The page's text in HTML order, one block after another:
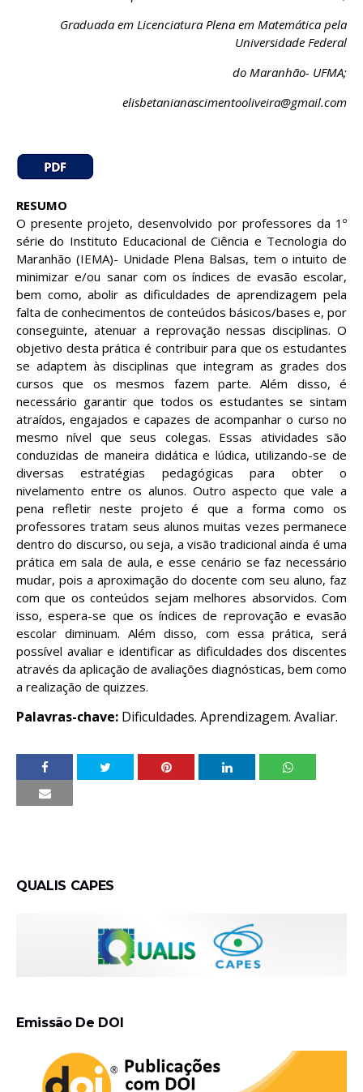
Graduada em Licenciatura Plena em Matemática pela
Universidade Federal
do Maranhão- UFMA;
elisbetanianascimentooliveira@gmail.com
RESUMO
O presente projeto, desenvolvido por professores da 1º
série do Instituto Educacional de Ciência e Tecnologia do
Maranhão (IEMA)- Unidade Plena Balsas, tem o intuito de
minimizar e/ou sanar com os índices de evasão escolar,
bem como, abolir as dificuldades de aprendizagem pela
falta de conhecimentos de conteúdos básicos/bases e, por
conseguinte, atenuar a reprovação nessas disciplinas. O
objetivo desta prática é contribuir para que os estudantes
se adaptem às disciplinas que integram as grades dos
cursos que os mesmos fazem parte. Além disso, é
necessário garantir que todos os estudantes se sintam
atraídos, engajados e capazes de acompanhar o curso no
mesmo nível que seus colegas. Essas atividades são
conduzidas de maneira didática e lúdica, utilizando-se de
diversas estratégias pedagógicas para obter o
nivelamento entre os alunos. Outro aspecto que vale a
pena refletir neste projeto é que a forma como os
professores tratam seus alunos muitas vezes permanece
dentro do discurso, ou seja, a visão tradicional ainda é uma
prática em sala de aula, e esse cenário se faz necessário
mudar, pois a aproximação do docente com seu aluno, faz
com que os conteúdos sejam melhores absorvidos. Com
isso, espera-se que os índices de reprovação e evasão
escolar diminuam. Além disso, com essa prática, será
possível avaliar e identificar as dificuldades dos discentes
através da aplicação de avaliações diagnósticas, bem como
a realização de quizzes.
Palavras-chave: Dificuldades. Aprendizagem. Avaliar.
QUALIS CAPES
Emissão De DOI